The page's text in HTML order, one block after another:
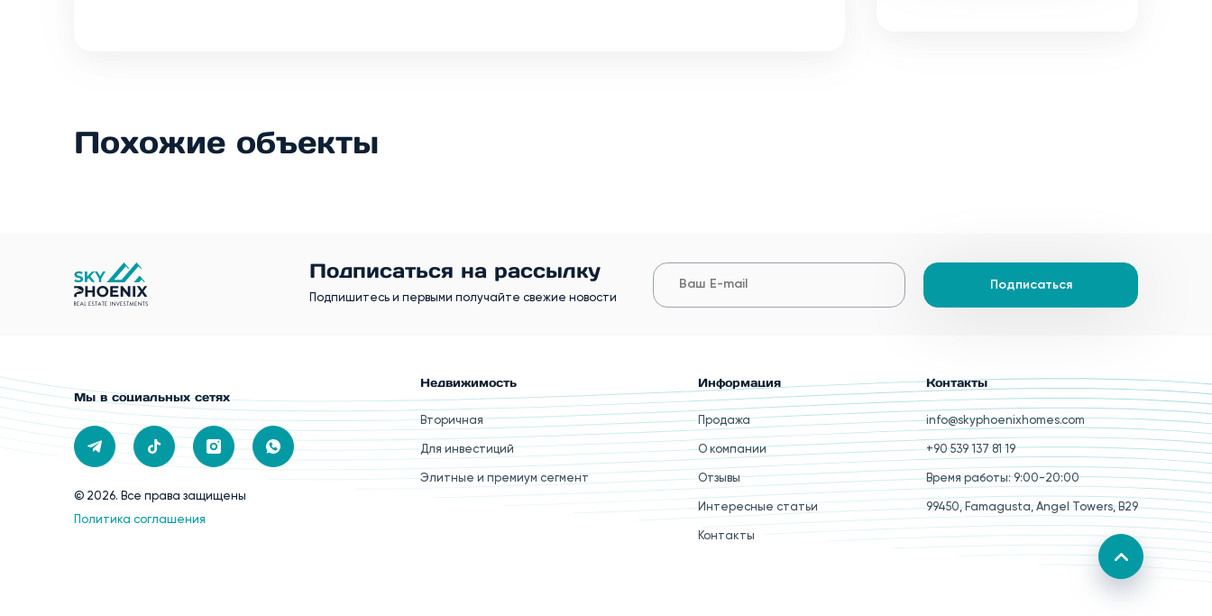
Похожие объекты
Подписаться на рассылку
Подпишитесь и первыми получайте свежие новости
Подписаться
Мы в социальных сетях
© 2026. Все права защищены
Политика соглашения
Недвижимость
Вторичная
Для инвестиций
Элитные и премиум сегмент
Информация
Продажа
О компании
Отзывы
Интересные статьи
Контакты
Контакты
info@skyphoenixhomes.com
+90 539 137 81 19
Время работы: 9:00-20:00
99450, Famagusta, Angel Towers, B29